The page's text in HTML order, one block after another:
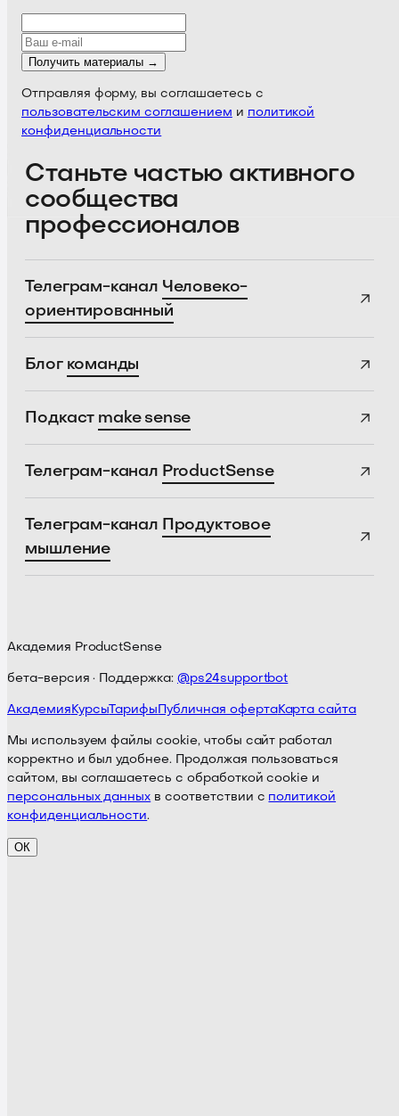
Получить материалы →
Отправляя форму, вы соглашаетесь с
пользовательским соглашением и политикой
конфиденциальности
Станьте частью активного
сообщества
профессионалов
Телеграм-канал Человеко-
ориентированный
Блог команды
Подкаст make sense
Телеграм-канал ProductSense
Телеграм-канал Продуктовое
мышление
Академия ProductSense
бета-версия · Поддержка: @ps24supportbot
Академия КурсыТарифы Публичная офертаКарта сайта
Мы используем файлы cookie, чтобы сайт работал
корректно и был удобнее. Продолжая пользоваться
сайтом, вы соглашаетесь с обработкой cookie и
персональных данных в соответствии с политикой
конфиденциальности.
ОК